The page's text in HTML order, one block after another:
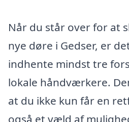
Når du står over for at
nye døre i Gedser, er
indhente mindst tre
lokale håndværkere.
at du ikke kun får en
også et væld af